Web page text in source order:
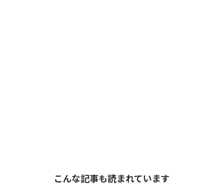
こんな記事も読まれています